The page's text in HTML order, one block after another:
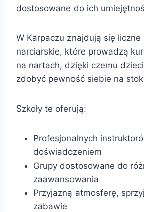
dostosowane do ich
W Karpaczu znajdują się liczne
narciarskie, które prowadzą
na nartach, dzięki czemu
zdobyć pewność siebie na
Szkoły te oferują:
Profesjonalnych
doświadczeniem
Grupy dostosowane do
zaawansowania
Przyjazną atmosferę,
zabawie